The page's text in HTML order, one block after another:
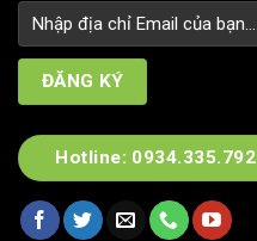
Hotline: 0934.335.792